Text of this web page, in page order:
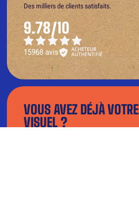
Des milliers de clients satisfaits.
9.78/10
15968 avis
VOUS AVEZ DÉJÀ VOTRE
VISUEL ?